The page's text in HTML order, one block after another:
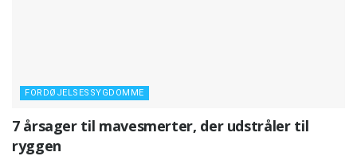
FORDØJELSESSYGDOMME
7 årsager til mavesmerter, der udstråler til
ryggen